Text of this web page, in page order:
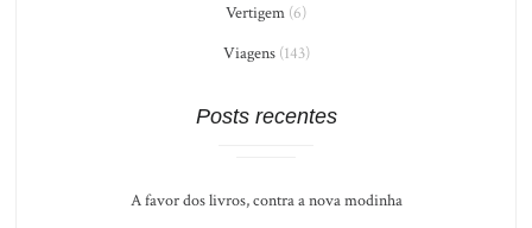
Vertigem (6)
Viagens(143)
Posts recentes
A favor dos livros, contra a nova modinha